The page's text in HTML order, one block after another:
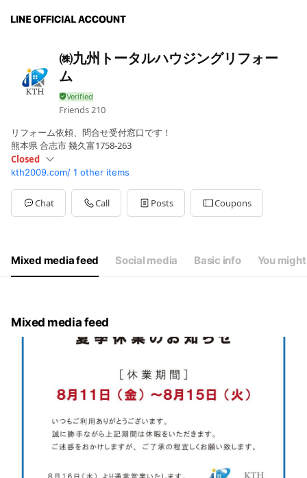
㈱九州トータルハウジングリフォー
ム
Friends210
リフォーム依頼、問合せ受付窓口です！
熊本県 合志市 幾久富1758-263
Closed
SunClosed
Mon09:30 - 18:00
Tue09:30 - 18:00
Wed09:30 - 18:00
Sat
09:30 - 18:00
年末年始・お盆・祝日休業
kth2009.com/ 1 other items
Chat Call Posts Coupons
Mixed media feed Social media Basic info You
Mixed media feed